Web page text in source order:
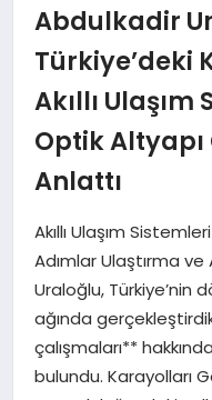
SAĞLIK
SPOR
TEKNOLOJI
GÜNDEM
Abdulkadir
Türkiye’deki
Akıllı
Optik Altyapı
Anlattı
Akıllı Ulaşım
Adımlar Ulaştırma ve
Uraloğlu, Türkiye’nin
ağında
çalışmaları**
bulundu. Karayolları